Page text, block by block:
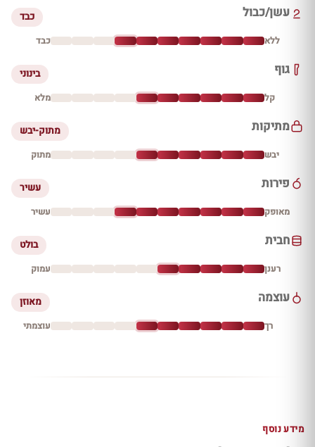
עשן/כבול כבד
ללא כבד
גוף בינוני
קל מלא
מתיקות מתוק-יבש
יבש מתוק
פירות עשיר
מאופק עשיר
חבית בולט
רענן עמוק
עוצמה מאוזן
רך עוצמתי
מידע נוסף